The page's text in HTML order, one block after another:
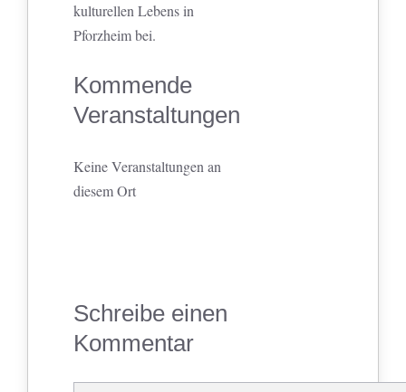
kulturellen Lebens in
Pforzheim bei.
Kommende
Veranstaltungen
Keine Veranstaltungen an
diesem Ort
Schreibe einen
Kommentar